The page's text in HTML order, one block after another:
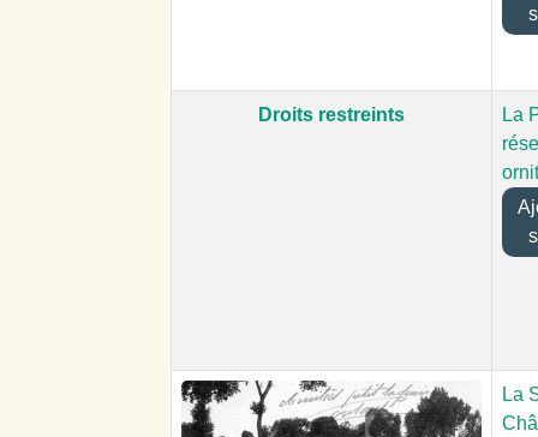
Droits restreints
La
La